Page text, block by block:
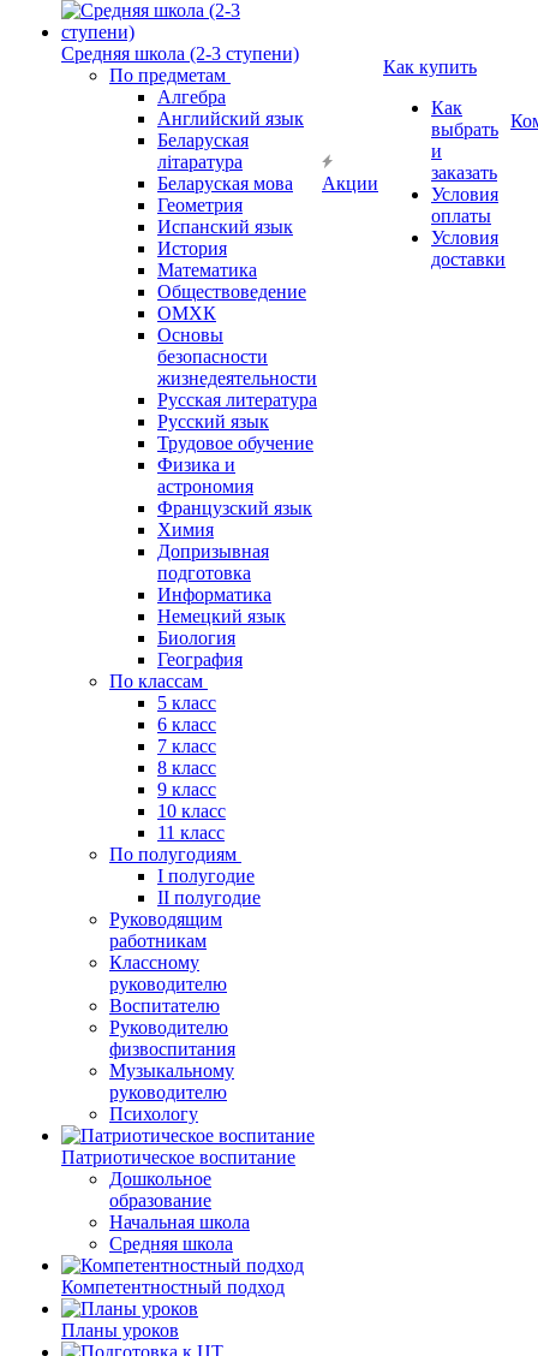
Средняя школа (2-3 ступени)
По предметам
Алгебра
Английский язык
Беларуская
літаратура
Беларуская мова
Геометрия
Испанский язык
История
Математика
Обществоведение
ОМХК
Основы
безопасности
жизнедеятельности
Русская литература
Русский язык
Трудовое обучение
Физика и
астрономия
Французский язык
Химия
Допризывная
подготовка
Информатика
Немецкий язык
Биология
География
По классам
5 класс
6 класс
7 класс
8 класс
9 класс
10 класс
11 класс
По полугодиям
I полугодие
II полугодие
Руководящим
работникам
Классному
руководителю
Воспитателю
Руководителю
физвоспитания
Музыкальному
руководителю
Психологу
Патриотическое воспитание
Дошкольное
образование
Начальная школа
Средняя школа
Компетентностный подход
Планы уроков
Акции
Как купить
Как
выбрать
и
заказать
Условия
оплаты
Условия
доставки